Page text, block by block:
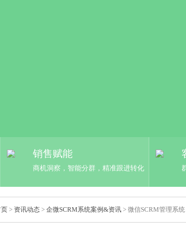
销售赋能
商机洞察，智能分群，精准跟进转化
> 资讯动态 > 企微SCRM系统案例&资讯 > 微信SCRM管理系